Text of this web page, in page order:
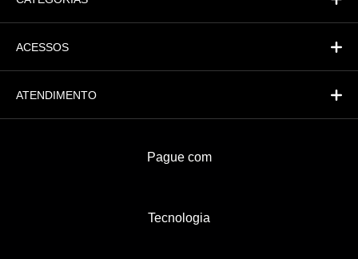
ACESSOS
ATENDIMENTO
Pague com
Tecnologia